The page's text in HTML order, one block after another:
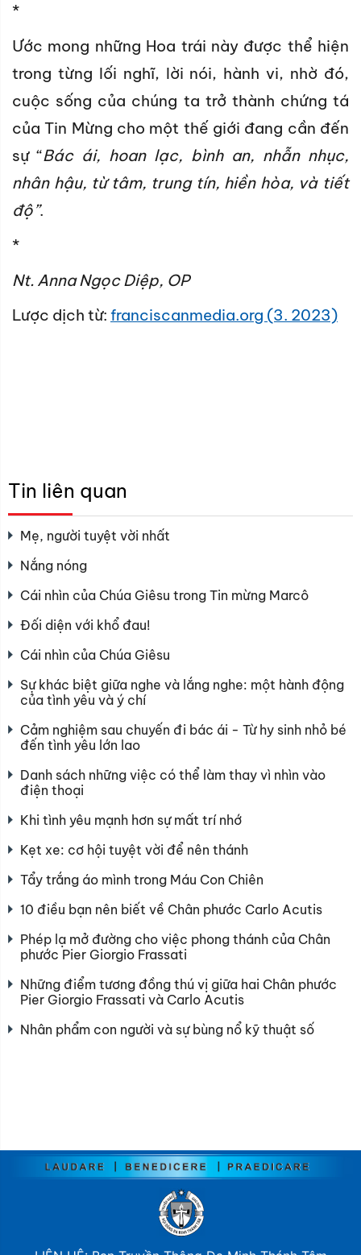
*
Ước mong những Hoa trái này được thể hiện
trong từng lối nghĩ, lời nói, hành vi, nhờ đó,
cuộc sống của chúng ta trở thành chứng tá
của Tin Mừng cho một thế giới đang cần đến
sự “Bác ái, hoan lạc, bình an, nhẫn nhục,
nhân hậu, từ tâm, trung tín, hiền hòa, và tiết
độ”.
*
Nt. Anna Ngọc Diệp, OP
Lược dịch từ: franciscanmedia.org (3. 2023)
Tin liên quan
Mẹ, người tuyệt vời nhất
Nắng nóng
Cái nhìn của Chúa Giêsu trong Tin mừng Marcô
Đối diện với khổ đau!
Cái nhìn của Chúa Giêsu
Sự khác biệt giữa nghe và lắng nghe: một hành động
của tình yêu và ý chí
Cảm nghiệm sau chuyến đi bác ái - Từ hy sinh nhỏ bé
đến tình yêu lớn lao
Danh sách những việc có thể làm thay vì nhìn vào
điện thoại
Khi tình yêu mạnh hơn sự mất trí nhớ
Kẹt xe: cơ hội tuyệt vời để nên thánh
Tẩy trắng áo mình trong Máu Con Chiên
10 điều bạn nên biết về Chân phước Carlo Acutis
Phép lạ mở đường cho việc phong thánh của Chân
phước Pier Giorgio Frassati
Những điểm tương đồng thú vị giữa hai Chân phước
Pier Giorgio Frassati và Carlo Acutis
Nhân phẩm con người và sự bùng nổ kỹ thuật số